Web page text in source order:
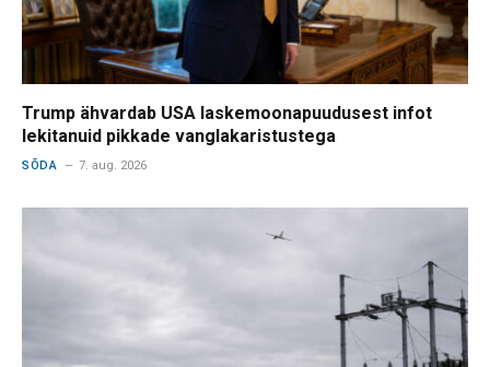
Trump ähvardab USA laskemoonapuudusest infot
lekitanuid pikkade vanglakaristustega
SÕDA 7. aug. 2026